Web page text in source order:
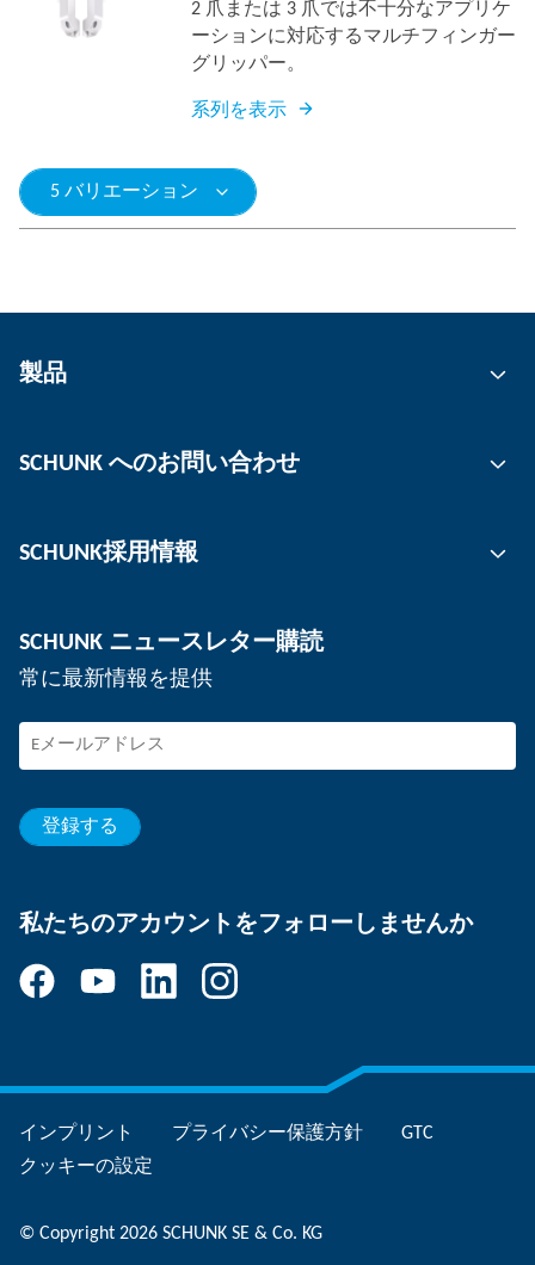
2 爪または 3 爪では不十分なアプリケ
ーションに対応するマルチフィンガー
グリッパー。
系列を表示
5 バリエーション
製品
自動化技術
ワーククランピングテクノロジー
SCHUNK へのお問い合わせ
拠点
イベント
SCHUNK採用情報
キャリアの場としてのSCHUNK
SCHUNKの採用
あなたの強み
SCHUNK ニュースレター購読
常に最新情報を提供
登録する
私たちのアカウントをフォローしませんか
インプリント プライバシー保護方針
GTC
クッキーの設定
© Copyright 2026 SCHUNK SE & Co. KG